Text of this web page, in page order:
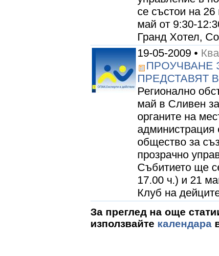
се състои на
май от 9:30-
Гранд Хотел,
19-05-2009 •
ПРОУЧВАНЕ
ПРЕДСТАВЯТ
Регионално
май в Сливен
органите на
администрация
общество за
прозрачно
Събитието ще
17.00 ч.) и 21
Клуб на
За преглед на още
използвайте календара